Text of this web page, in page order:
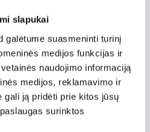
slapukai
galėtume suasmeninti turinį
medijos funkcijas ir
naudojimo informaciją
medijos, reklamavimo ir
gali ją pridėti prie kitos jūsų
surinktos
mokslo centras
laiku – pas didžiausius
dinozaurus.
judantys ir į žmogų
privers smarkiau
dalyviai
rūšių dinozaurais:
sveriančius per 120